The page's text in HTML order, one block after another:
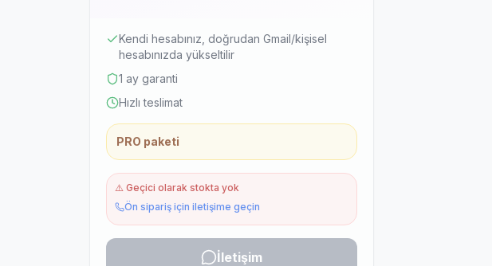
Kendi hesabınız, doğrudan Gmail/kişisel
hesabınızda yükseltilir
1 ay garanti
Hızlı teslimat
PRO paketi
⚠️ Geçici olarak stokta yok
Ön sipariş için iletişime geçin
İletişim